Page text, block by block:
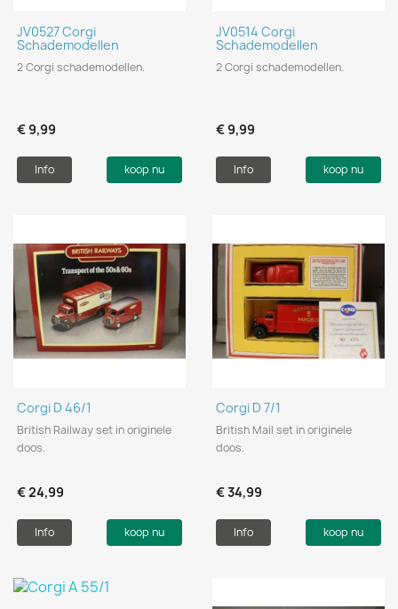
JV0527 Corgi
Schademodellen
2 Corgi schademodellen.
€ 9,99
Info koop nu
JV0514 Corgi
Schademodellen
2 Corgi schademodellen.
€ 9,99
Info koop nu
Corgi D 46/1
British Railway set in originele
doos.
€ 24,99
Info koop nu
Corgi D 7/1
British Mail set in originele
doos.
€ 34,99
Info koop nu